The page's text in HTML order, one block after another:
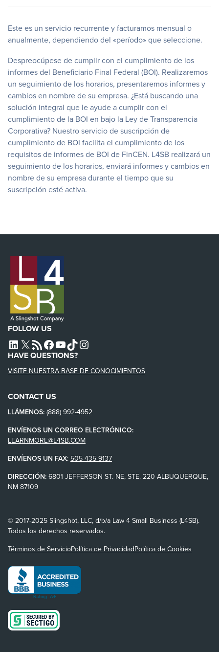
Este es un servicio recurrente y facturamos mensual o
anualmente, dependiendo del «período» que seleccione.
Despreocúpese de cumplir con el cumplimiento de los
informes del Beneficiario Final Federal (BOI). Realizaremos
un seguimiento de los horarios, presentaremos informes y
cambios en nombre de su empresa. ¿Está buscando una
solución integral que le ayude a cumplir con el
cumplimiento de la BOI en bajo la Ley de Transparencia
Corporativa? Nuestro servicio de suscripción de
cumplimiento de BOI facilita el cumplimiento de los
requisitos de informes de BOI de FinCEN. L4SB realizará un
seguimiento de los horarios, enviará informes y cambios en
nombre de su empresa durante el tiempo que su
suscripción esté activa.
FOLLOW US
L4SB LINKEDIN
X L4SB RSS FEEDL4SB FACEBOOK
L4SB YOUTUBE
TIKTOKINSTAGRAM
HAVE QUESTIONS?
VISITE NUESTRA BASE DE CONOCIMIENTOS
CONTACT US
LLÁMENOS: (888) 992-4952
ENVÍENOS UN CORREO ELECTRÓNICO:
LEARNMORE@L4SB.COM
ENVÍENOS UN FAX: 505-435-9137
DIRECCIÓN: 6801 JEFFERSON ST. NE, STE. 220 ALBUQUERQUE,
NM 87109
© 2017-2025 Slingshot, LLC, d/b/a Law 4 Small Business (L4SB).
Todos los derechos reservados.
Términos de ServicioPolítica de PrivacidadPolítica de Cookies